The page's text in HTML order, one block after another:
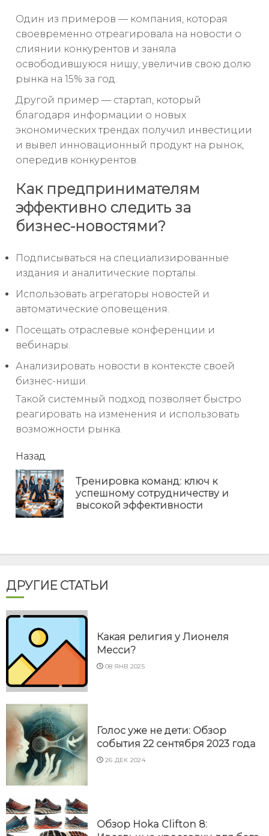
Один из примеров — компания, которая
своевременно отреагировала на новости о
слиянии конкурентов и заняла
освободившуюся нишу, увеличив свою долю
рынка на 15% за год.
Другой пример — стартап, который
благодаря информации о новых
экономических трендах получил инвестиции
и вывел инновационный продукт на рынок,
опередив конкурентов.
Как предпринимателям
эффективно следить за
бизнес-новостями?
Подписываться на специализированные
издания и аналитические порталы.
Использовать агрегаторы новостей и
автоматические оповещения.
Посещать отраслевые конференции и
вебинары.
Анализировать новости в контексте своей
бизнес-ниши.
Такой системный подход позволяет быстро
реагировать на изменения и использовать
возможности рынка.
читать
еще
Назад
Тренировка команд: ключ к
успешному сотрудничеству и
высокой эффективности
ДРУГИЕ СТАТЬИ
Какая религия у Лионеля
Месси?
08 ЯНВ 2025
Голос уже не дети: Обзор
события 22 сентября 2023 года
26 ДЕК 2024
Обзор Hoka Clifton 8: